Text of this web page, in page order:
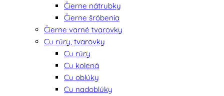
Čierne nátrubky
Čierne šróbenia
Čierne varné tvarovky
Cu rúry, tvarovky
Cu rúry
Cu kolená
Cu oblúky
Cu nadoblúky